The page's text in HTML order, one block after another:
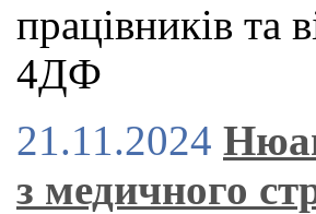
працівників та
4ДФ
21.11.2024
з медичного